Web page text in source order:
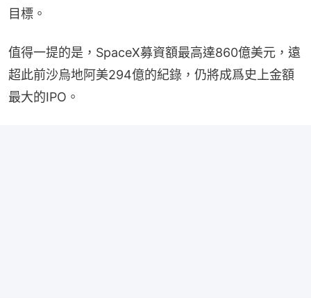
目標。
值得一提的是，SpaceX募資額最高達860億美元，遠
超此前沙烏地阿美294億的紀錄，仍將成爲史上金額
最大的IPO。